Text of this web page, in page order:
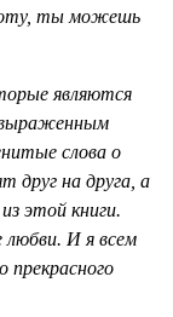
ты можешь
являются
слова о
друг на друга, а
этой книги.
любви. И я всем
прекрасного